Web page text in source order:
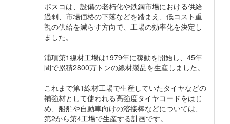
ポスコは、設備の老朽化や鉄鋼市場における供給
過剰、市場価格の下落などを踏まえ、低コスト重
視の供給を減らす方向で、工場の効率化を決定し
ました。
浦項第1線材工場は1979年に稼動を開始し、45年
間で累積2800万トンの線材製品を生産しました。
これまで第1線材工場で生産していたタイヤなどの
補強材として使われる高強度タイヤコードをはじ
め、船舶や自動車向けの溶接棒などについては、
第2から第4工場で生産する計画です。